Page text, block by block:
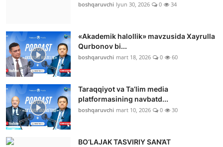
boshqaruvchi Iyun 30, 2026 0 34
«Akademik halollik» mavzusida Xayrulla
Qurbonov bi...
boshqaruvchi mart 18, 2026 0 60
Taraqqiyot va Ta’lim media
platformasining navbatd...
boshqaruvchi mart 10, 2026 0 30
BO‘LAJAK TASVIRIY SAN’AT